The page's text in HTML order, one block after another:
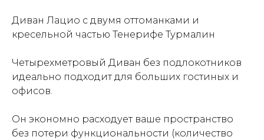
Диван Лацио с двумя оттоманками и
кресельной частью Тенерифе Турмалин
Четырехметровый Диван без подлокотников
идеально подходит для больших гостиных и
офисов.
Он экономно расходует ваше пространство
без потери функциональности (количество